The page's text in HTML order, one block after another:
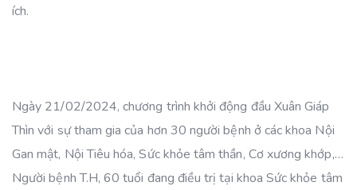
ích.
Ngày 21/02/2024, chương trình khởi động đầu Xuân Giáp
Thìn với sự tham gia của hơn 30 người bệnh ở các khoa Nội
Gan mật, Nội Tiêu hóa, Sức khỏe tâm thần, Cơ xương khớp,…
Người bệnh T.H, 60 tuổi đang điều trị tại khoa Sức khỏe tâm